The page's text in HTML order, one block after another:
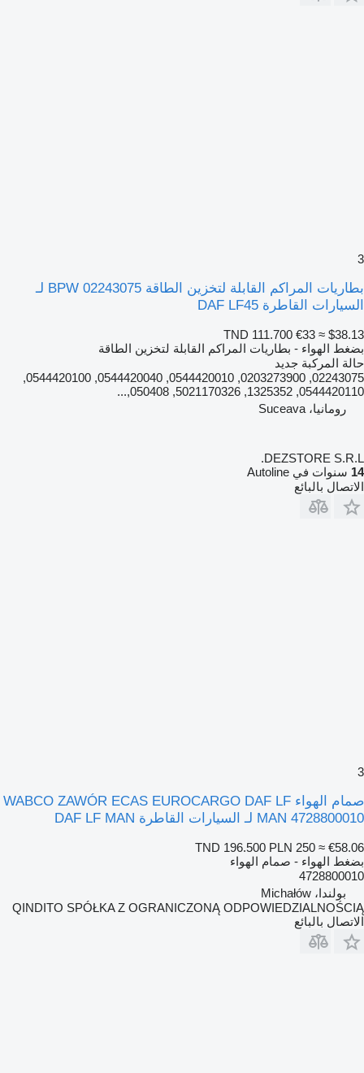
3
بطاريات المراكم القابلة لتخزين الطاقة BPW 02243075 لـ
السيارات القاطرة DAF LF45
TND 111.700 €33 ≈ $38.13
بضغط الهواء - بطاريات المراكم القابلة لتخزين الطاقة
حالة المركبة جديد
02243075, 0203273900, 0544420010, 0544420040, 0544420100,
0544420110, 1325352, 5021170326, 050408,...
رومانيا، Suceava
DEZSTORE S.R.L.
14 سنوات في Autoline
الاتصال بالبائع
3
صمام الهواء WABCO ZAWÓR ECAS EUROCARGO DAF LF
MAN 4728800010 لـ السيارات القاطرة DAF LF MAN
TND 196.500 PLN 250 ≈ €58.06
بضغط الهواء - صمام الهواء
4728800010
بولندا، Michałów
QINDITO SPÓŁKA Z OGRANICZONĄ ODPOWIEDZIALNOŚCIĄ
الاتصال بالبائع